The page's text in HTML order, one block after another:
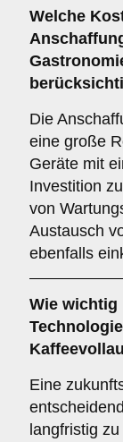
Welche
Die
eine große
Geräte mit
Investition
von
Austausch
ebenfalls
Wie wichtig
Technologie
Eine
langfristig